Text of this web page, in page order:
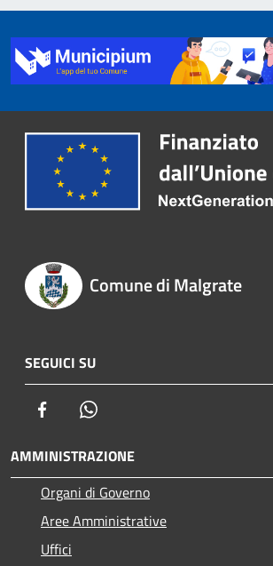
Comune di Malgrate
SEGUICI SU
Facebook
AMMINISTRAZIONE
Organi di Governo
Aree Amministrative
Uffici